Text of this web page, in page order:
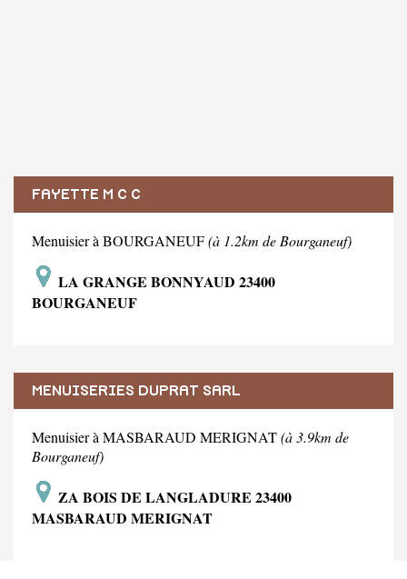
FAYETTE M C C
Menuisier à BOURGANEUF(à 1.2km de Bourganeuf)
LA GRANGE BONNYAUD 23400
BOURGANEUF
MENUISERIES DUPRAT SARL
Menuisier à MASBARAUD MERIGNAT(à 3.9km de
Bourganeuf)
ZA BOIS DE LANGLADURE 23400
MASBARAUD MERIGNAT